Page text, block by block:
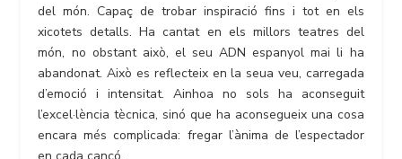
del món. Capaç de trobar inspiració fins i tot en els
xicotets detalls. Ha cantat en els millors teatres del
món, no obstant això, el seu ADN espanyol mai li ha
abandonat. Això es reflecteix en la seua veu, carregada
d’emoció i intensitat. Ainhoa no sols ha aconseguit
l’excel·lència tècnica, sinó que ha aconsegueix una cosa
encara més complicada: fregar l’ànima de l’espectador
en cada cançó.